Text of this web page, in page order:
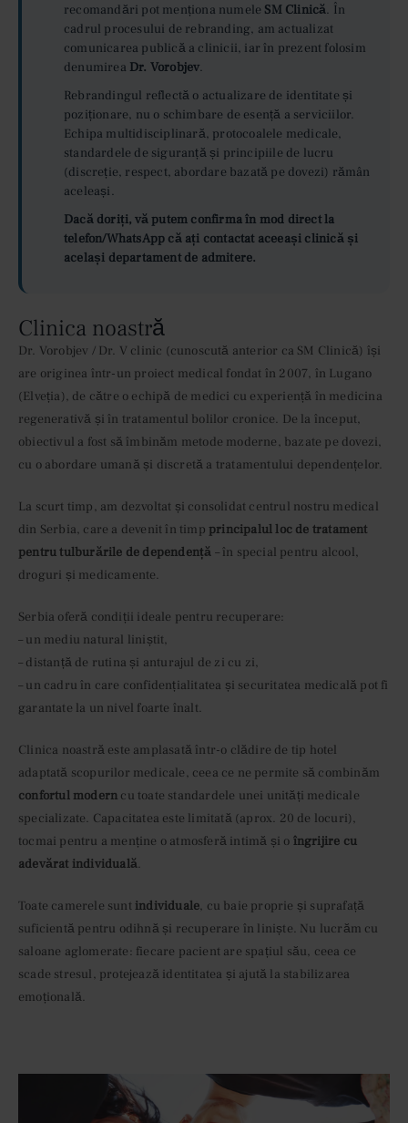
recomandări pot menționa numele SM Clinică. În
cadrul procesului de rebranding, am actualizat
comunicarea publică a clinicii, iar în prezent folosim
denumirea Dr. Vorobjev.
Rebrandingul reflectă o actualizare de identitate și
poziționare, nu o schimbare de esență a serviciilor.
Echipa multidisciplinară, protocoalele medicale,
standardele de siguranță și principiile de lucru
(discreție, respect, abordare bazată pe dovezi) rămân
aceleași.
Dacă doriți, vă putem confirma în mod direct la
telefon/WhatsApp că ați contactat aceeași clinică și
același departament de admitere.
Clinica noastră
Dr. Vorobjev / Dr. V clinic (cunoscută anterior ca SM Clinică) își
are originea într-un proiect medical fondat în 2007, în Lugano
(Elveția), de către o echipă de medici cu experiență în medicina
regenerativă și în tratamentul bolilor cronice. De la început,
obiectivul a fost să îmbinăm metode moderne, bazate pe dovezi,
cu o abordare umană și discretă a tratamentului dependențelor.
La scurt timp, am dezvoltat și consolidat centrul nostru medical
din Serbia, care a devenit în timp principalul loc de tratament
pentru tulburările de dependență – în special pentru alcool,
droguri și medicamente.
Serbia oferă condiții ideale pentru recuperare:
– un mediu natural liniștit,
– distanță de rutina și anturajul de zi cu zi,
– un cadru în care confidențialitatea și securitatea medicală pot fi
garantate la un nivel foarte înalt.
Clinica noastră este amplasată într-o clădire de tip hotel
adaptată scopurilor medicale, ceea ce ne permite să combinăm
confortul modern cu toate standardele unei unități medicale
specializate. Capacitatea este limitată (aprox. 20 de locuri),
tocmai pentru a menține o atmosferă intimă și o îngrijire cu
adevărat individuală.
Toate camerele sunt individuale, cu baie proprie și suprafață
suficientă pentru odihnă și recuperare în liniște. Nu lucrăm cu
saloane aglomerate: fiecare pacient are spațiul său, ceea ce
scade stresul, protejează identitatea și ajută la stabilizarea
emoțională.